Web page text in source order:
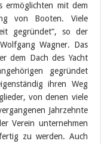
ermöglichten mit dem
von Booten. Viele
gegründet“, so der
Wagner. Das
dem Dach des Yacht
gegründet
ihren Weg
von denen viele
Jahrzehnte
Verein unternehmen
zu werden. Auch